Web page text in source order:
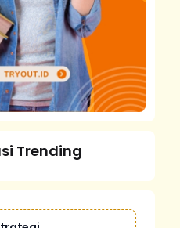
Trending